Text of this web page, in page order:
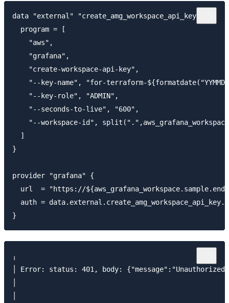
data "external" "create_amg_workspace_api_key" {
  program = [
    "aws",
    "grafana",
    "create-workspace-api-key",
"--key-name", "for-terraform-
    "--key-role", "ADMIN",
    "--seconds-to-live", "600",
"--workspace-id",
  ]
}
provider "grafana" {
url  = "https://
auth =
╷
│ Error: status: 401, body: